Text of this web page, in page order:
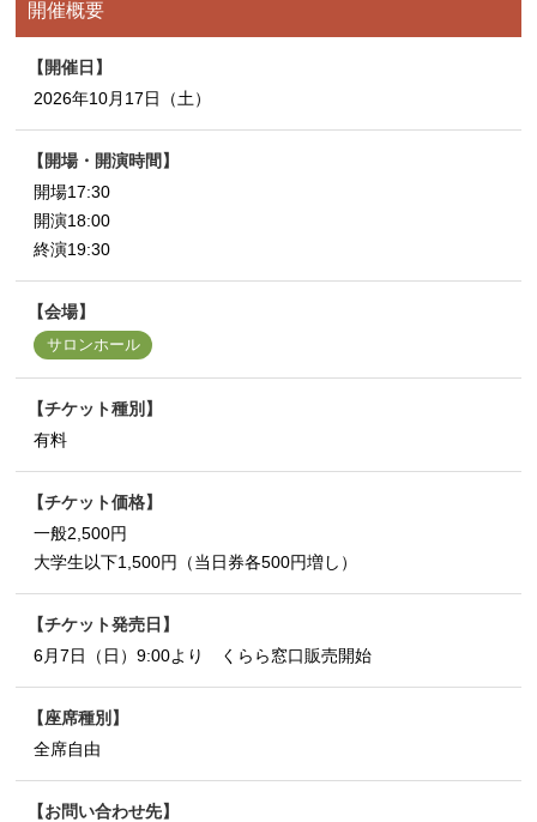
開催概要
開催日
2026年10月17日（土）
開場・開演時間
開場17:30
開演18:00
終演19:30
会場
サロンホール
チケット種別
有料
チケット価格
一般2,500円
大学生以下1,500円（当日券各500円増し）
チケット発売日
6月7日（日）9:00より くらら窓口販売開始
座席種別
全席自由
お問い合わせ先